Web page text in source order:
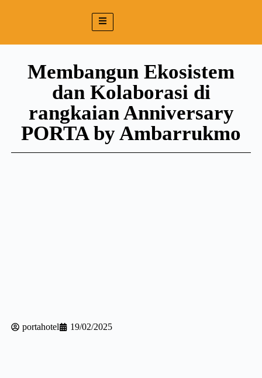
Membangun Ekosistem
dan Kolaborasi di
rangkaian Anniversary
PORTA by Ambarrukmo
portahotel 19/02/2025